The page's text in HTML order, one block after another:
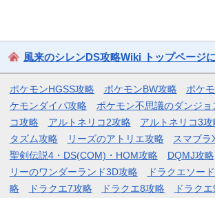
風来のシレンDS攻略Wiki トップページ
ポケモンHGSS攻略 ポケモンBW攻略 ポケ
ケモンダイパ攻略
ポケモン不思議のダンジョ
コ攻略
アルトネリコ2攻略 アルトネリコ3攻
タズム攻略
リーズのアトリエ攻略 スマブラ
聖剣伝説4・DS(COM)・HOM攻略
DQMJ攻略
リーのワンダーランド3D攻略
ドラクエソー
略
ドラクエ7攻略 ドラクエ8攻略 ドラク